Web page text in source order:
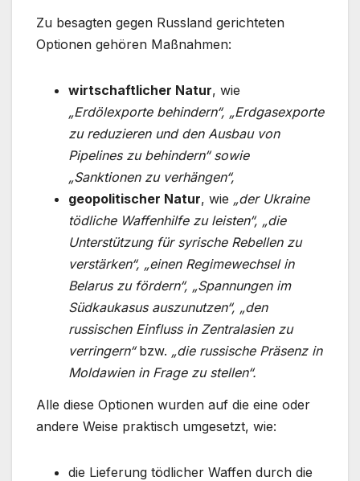
Zu besagten gegen Russland gerichteten
Optionen gehören Maßnahmen:
wirtschaftlicher Natur, wie
„Erdölexporte behindern“, „Erdgasexporte
zu reduzieren und den Ausbau von
Pipelines zu behindern“ sowie
„Sanktionen zu verhängen“,
geopolitischer Natur, wie „der Ukraine
tödliche Waffenhilfe zu leisten“, „die
Unterstützung für syrische Rebellen zu
verstärken“, „einen Regimewechsel in
Belarus zu fördern“, „Spannungen im
Südkaukasus auszunutzen“, „den
russischen Einfluss in Zentralasien zu
verringern“bzw. „die russische Präsenz in
Moldawien in Frage zu stellen“.
Alle diese Optionen wurden auf die eine oder
andere Weise praktisch umgesetzt, wie:
die Lieferung tödlicher Waffen durch die